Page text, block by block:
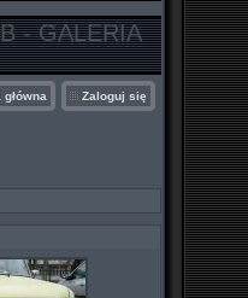
- GALERIA
główna Zaloguj się